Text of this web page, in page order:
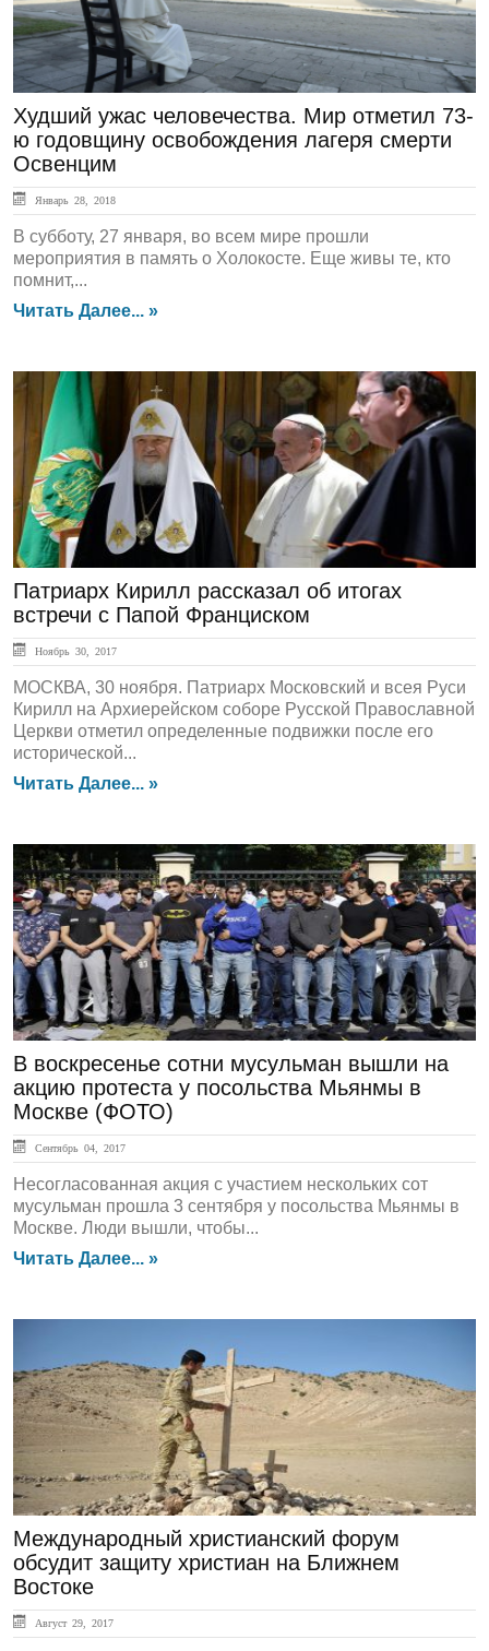
Худший ужас человечества. Мир отметил 73-
ю годовщину освобождения лагеря смерти
Освенцим
Январь 28, 2018
В субботу, 27 января, во всем мире прошли
мероприятия в память о Холокосте. Еще живы те, кто
помнит,...
Читать Далее... »
ЛЕНТА НОВОСТЕЙ
Патриарх Кирилл рассказал об итогах
встречи с Папой Франциском
Ноябрь 30, 2017
МОСКВА, 30 ноября. Патриарх Московский и всея Руси
Кирилл на Архиерейском соборе Русской Православной
Церкви отметил определенные подвижки после его
исторической...
Читать Далее... »
ЛЕНТА НОВОСТЕЙ
В воскресенье сотни мусульман вышли на
акцию протеста у посольства Мьянмы в
Москве (ФОТО)
Сентябрь 04, 2017
Несогласованная акция с участием нескольких сот
мусульман прошла 3 сентября у посольства Мьянмы в
Москве. Люди вышли, чтобы...
Читать Далее... »
ЛЕНТА НОВОСТЕЙ
Международный христианский форум
обсудит защиту христиан на Ближнем
Востоке
Август 29, 2017